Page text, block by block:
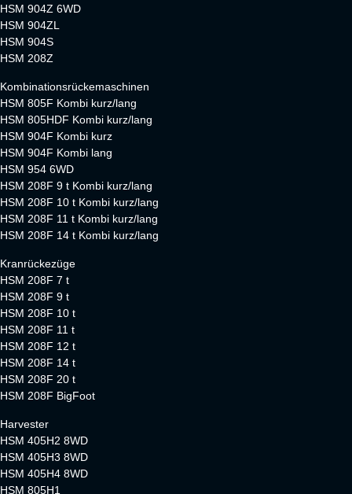
HSM 904Z 6WD
HSM 904ZL
HSM 904S
HSM 208Z
Kombinationsrückemaschinen
HSM 805F Kombi kurz/lang
HSM 805HDF Kombi kurz/lang
HSM 904F Kombi kurz
HSM 904F Kombi lang
HSM 954 6WD
HSM 208F 9 t Kombi kurz/lang
HSM 208F 10 t Kombi kurz/lang
HSM 208F 11 t Kombi kurz/lang
HSM 208F 14 t Kombi kurz/lang
Kranrückezüge
HSM 208F 7 t
HSM 208F 9 t
HSM 208F 10 t
HSM 208F 11 t
HSM 208F 12 t
HSM 208F 14 t
HSM 208F 20 t
HSM 208F BigFoot
Harvester
HSM 405H2 8WD
HSM 405H3 8WD
HSM 405H4 8WD
HSM 805H1